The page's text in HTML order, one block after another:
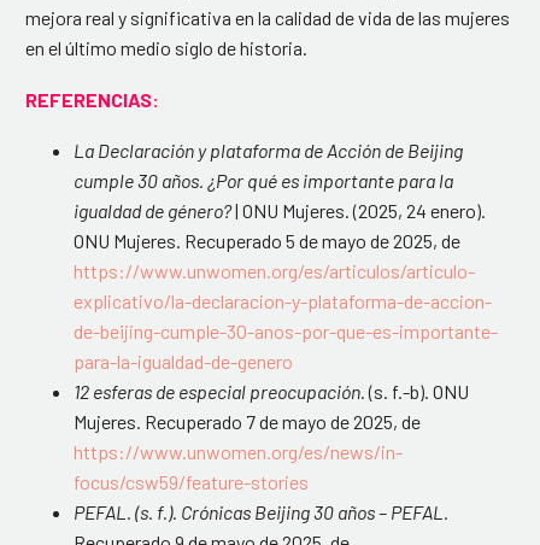
mejora real y significativa en la calidad de vida de las mujeres
en el último medio siglo de historia.
REFERENCIAS:
La Declaración y plataforma de Acción de Beijing
cumple 30 años. ¿Por qué es importante para la
igualdad de género?| ONU Mujeres. (2025, 24 enero).
ONU Mujeres. Recuperado 5 de mayo de 2025, de
https://www.unwomen.org/es/articulos/articulo-
explicativo/la-declaracion-y-plataforma-de-accion-
de-beijing-cumple-30-anos-por-que-es-importante-
para-la-igualdad-de-genero
12 esferas de especial preocupación.(s. f.-b). ONU
Mujeres. Recuperado 7 de mayo de 2025, de
https://www.unwomen.org/es/news/in-
focus/csw59/feature-stories
PEFAL. (s. f.). Crónicas Beijing 30 años – PEFAL.